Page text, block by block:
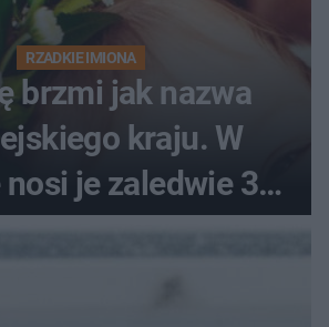
RZADKIE IMIONA
brzmi jak nazwa
kraju. W
nosi je zaledwie 3